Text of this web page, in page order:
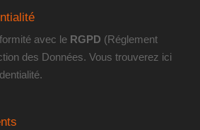
avec le RGPD (Réglement
des Données. Vous trouverez ici
.